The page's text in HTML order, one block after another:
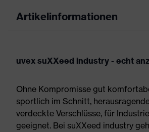
Artikelinformationen
uvex suXXeed industry - echt
Ohne Kompromisse gut
sportlich im Schnitt,
verdeckte Verschlüsse, für
geeignet. Bei suXXeed industry